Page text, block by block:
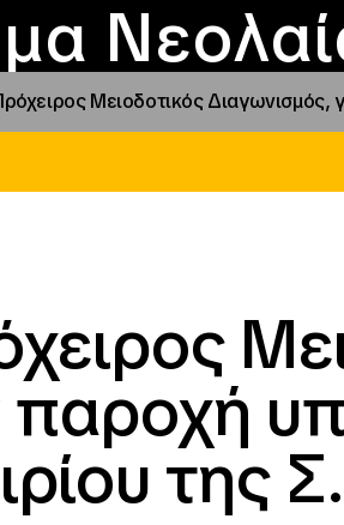
Μειοδοτικός Διαγωνισμός,
παροχή
της